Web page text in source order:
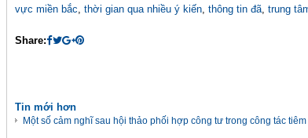
vực miền bắc, thời gian qua nhiều ý kiến, thông tin đã, trung
Share:
Tin mới hơn
Một số cảm nghĩ sau hội thảo phối hợp công tư trong công tác